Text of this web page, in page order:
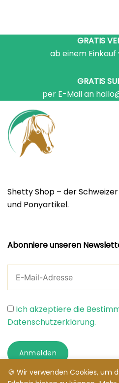
GRATIS
ab einem Einkauf
GRATIS
per E-Mail an
Shetty Shop – der
und Ponyartikel.
Abonniere unseren
Ich akzeptiere die
Datenschutzerklärung.
Anmelden
🍪 Wir verwenden Cookies, um